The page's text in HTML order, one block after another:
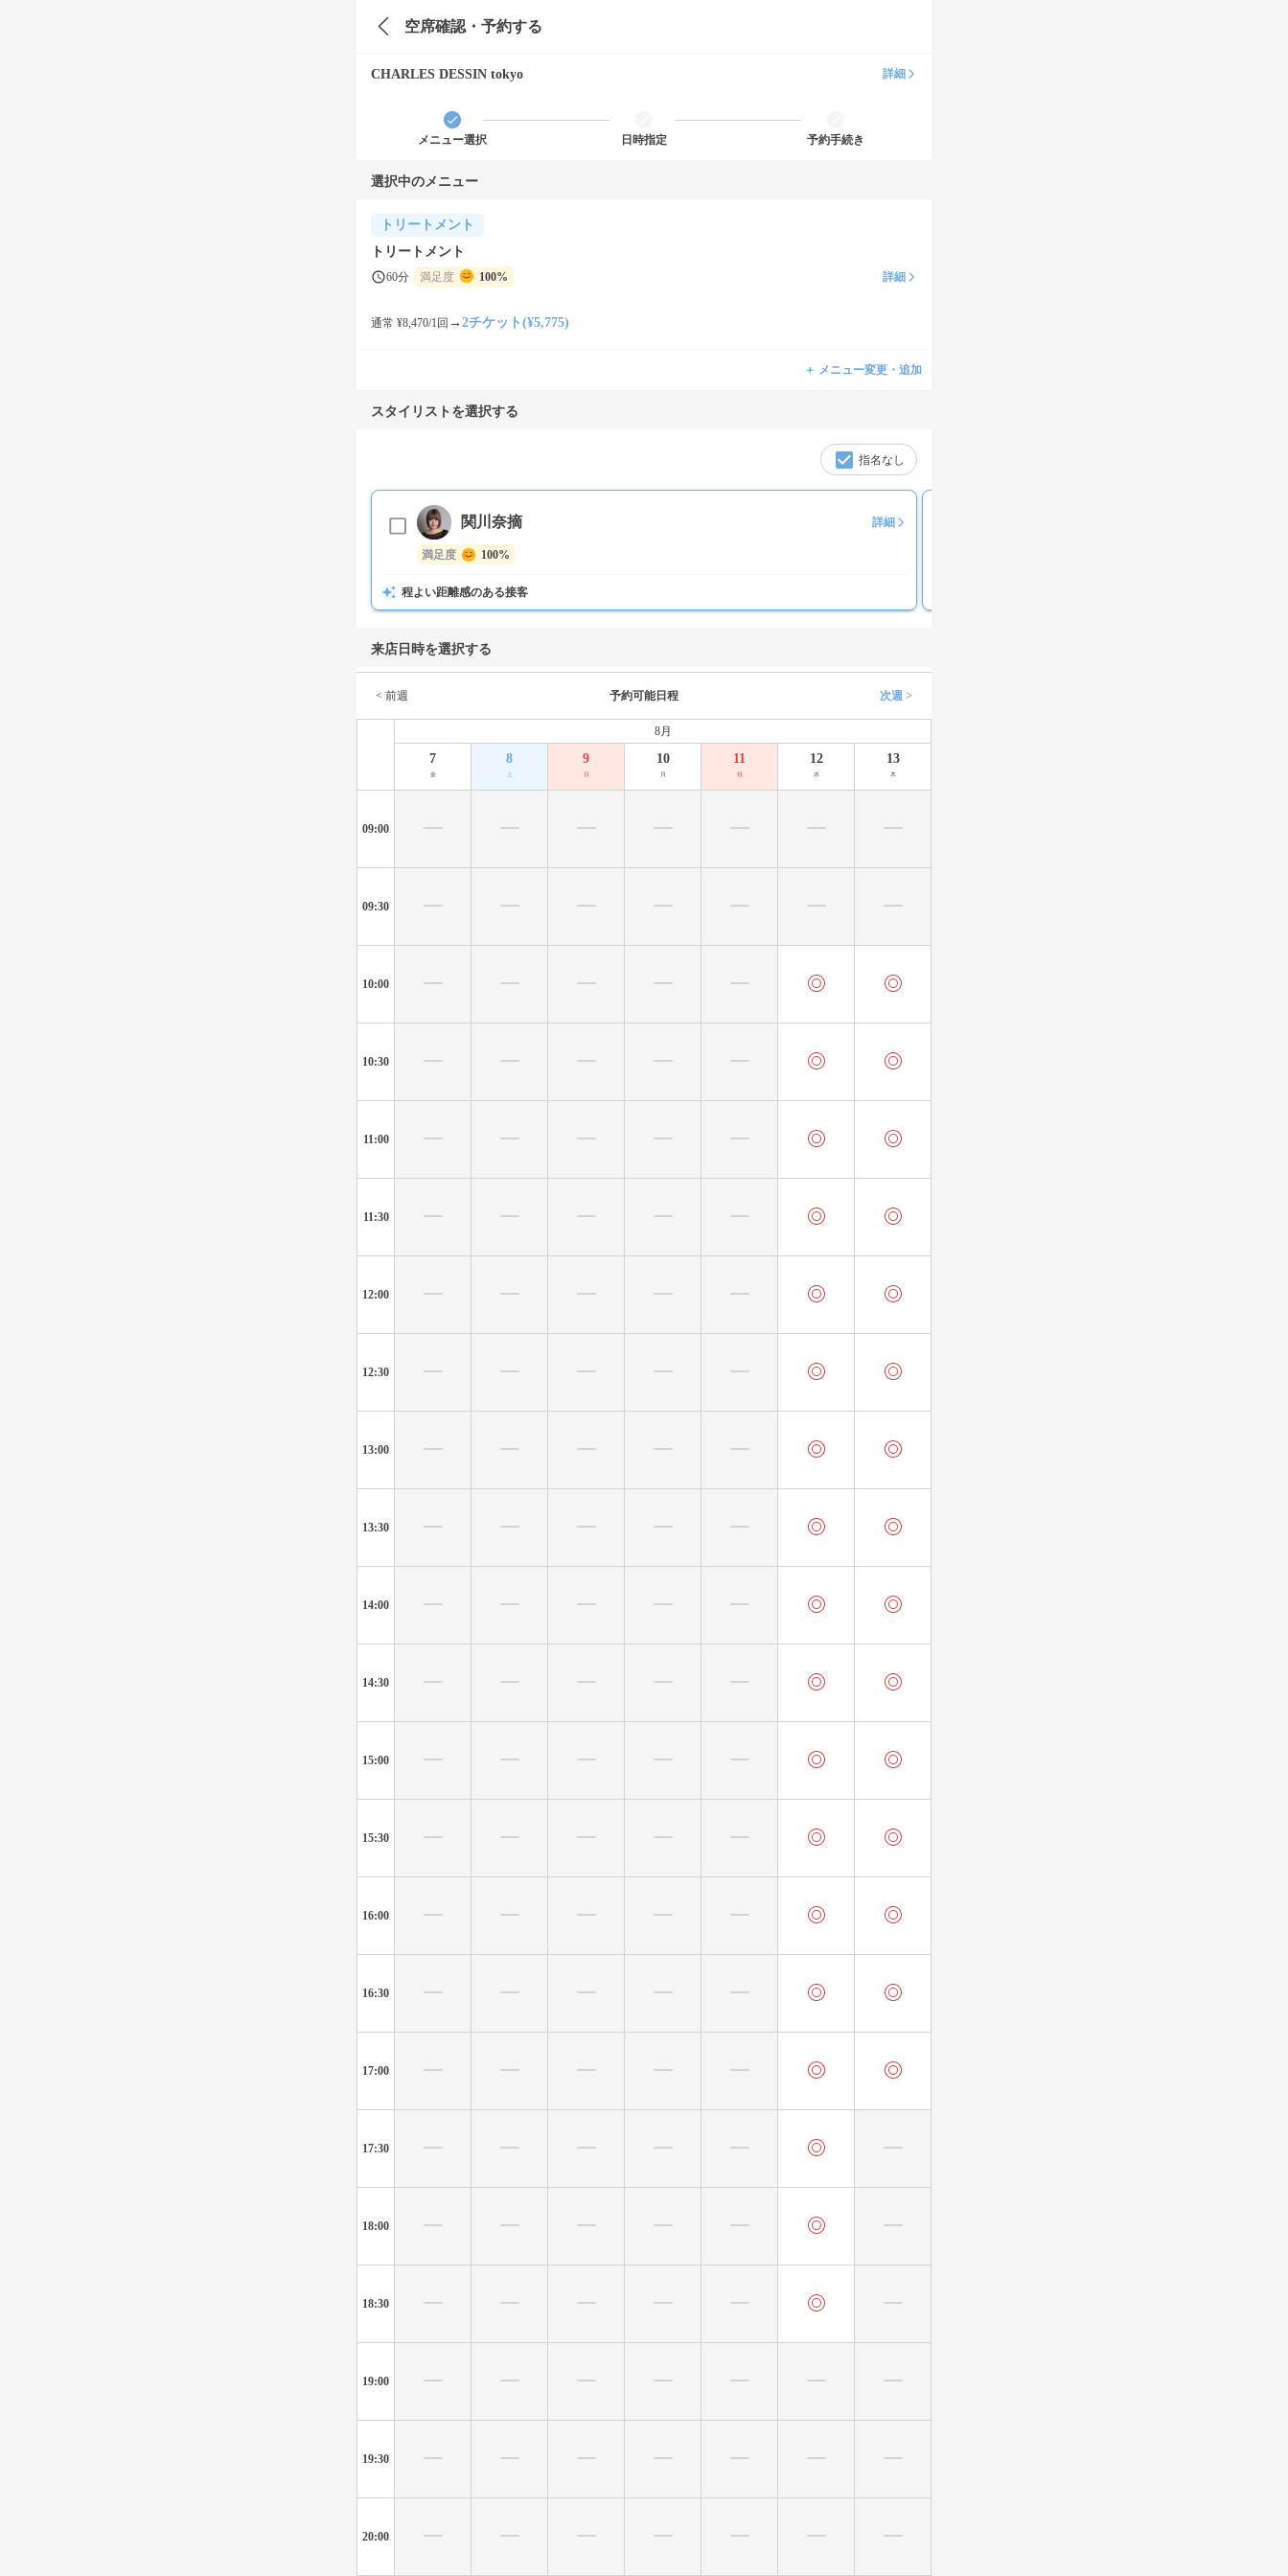
空席確認・予約する
CHARLES DESSIN tokyo 詳細
メニュー選択 日時指定 予約手続き
選択中のメニュー
トリートメント
トリートメント
60分 満足度 100% 詳細
通常 ¥8,470/1回 → 2チケット(¥5,775)
＋ メニュー変更・追加
スタイリストを選択する
指名なし
関川奈摘 詳細
満足度 100%
程よい距離感のある接客
来店日時を選択する
< 前週 予約可能日程 次週 >
8月
7
金
8
土
9
日
10
月
11
祝
12
水
13
木
09:00
09:30
10:00
10:30
11:00
11:30
12:00
12:30
13:00
13:30
14:00
14:30
15:00
15:30
16:00
16:30
17:00
17:30
18:00
18:30
19:00
19:30
20:00